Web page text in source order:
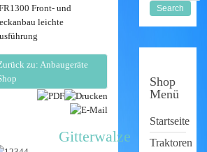
Front- und
leichte
zu: Anbaugeräte
Gitterwalze
Shop
Menü
Startseite
Traktoren